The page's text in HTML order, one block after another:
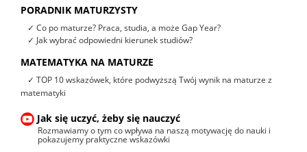
PORADNIK MATURZYSTY
✓ Co po maturze? Praca, studia, a może Gap Year?
✓ Jak wybrać odpowiedni kierunek studiów?
MATEMATYKA NA MATURZE
✓ TOP 10 wskazówek, które podwyższą Twój wynik na maturze z
matematyki
Jak się uczyć, żeby się nauczyć
Rozmawiamy o tym co wpływa na naszą motywację do nauki i
pokazujemy praktyczne wskazówki